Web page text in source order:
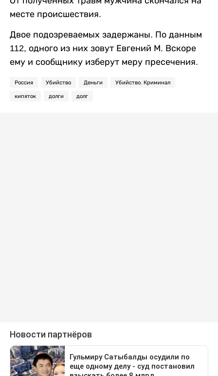
месте происшествия.
Двое подозреваемых задержаны. По данным
112, одного из них зовут Евгений М. Вскоре
ему и сообщнику изберут меру пресечения.
Россия Убийство Деньги Убийство. Криминал
кипяток долги долг